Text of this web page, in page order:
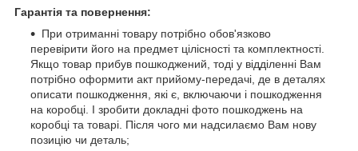
Гарантія та повернення:
При отриманні товару потрібно обов'язково
перевірити його на предмет цілісності та комплектності.
Якщо товар прибув пошкоджений, тоді у відділенні Вам
потрібно оформити акт прийому-передачі, де в деталях
описати пошкодження, які є, включаючи і пошкодження
на коробці. І зробити докладні фото пошкоджень на
коробці та товарі. Після чого ми надсилаємо Вам нову
позицію чи деталь;